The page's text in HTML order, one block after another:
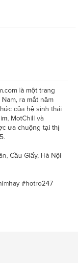
là một trang
ra mắt năm
của hệ sinh thái
MotChill và
ưa chuộng tại thị
Cầu Giấy, Hà Nội
#hotro247